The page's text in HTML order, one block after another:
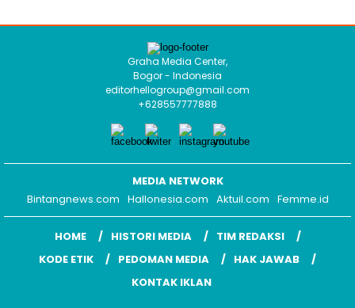
Graha Media Center,
Bogor - Indonesia
editorhellogroup@gmail.com
+628557777888
MEDIA NETWORK
Bintangnews.com Hallonesia.com Aktuil.com Femme.id
HOME HISTORI MEDIA
TIM REDAKSI
KODE ETIK
PEDOMAN MEDIA
HAK JAWAB
KONTAK IKLAN